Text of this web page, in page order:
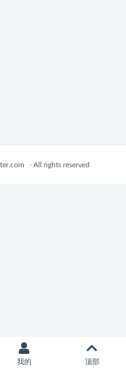
- All rights reserved
我的 顶部